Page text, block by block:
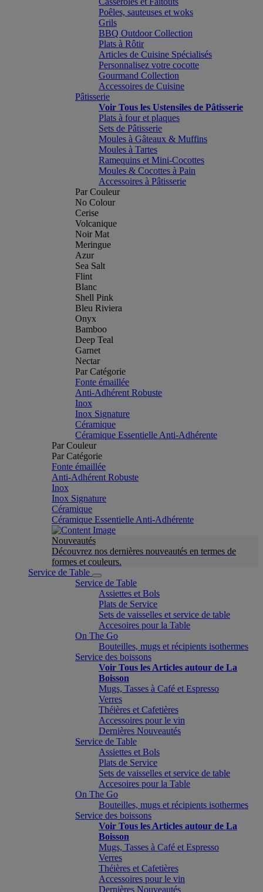
Poêles, sauteuses et woks
Grils
BBQ Outdoor Collection
Plats à Rôtir
Articles de Cuisine Spécialisés
Personnalisez votre cocotte
Gourmand Collection
Accessoires de Cuisine
Pâtisserie
Voir Tous les Ustensiles de Pâtisserie
Plats à four et plaques
Sets de Pâtisserie
Moules à Gâteaux & Muffins
Moules à Tartes
Ramequins et Mini-Cocottes
Moules & Cocottes à Pain
Accessoires à Pâtisserie
Par Couleur
No Colour
Cerise
Volcanique
Noir Mat
Meringue
Azur
Sea Salt
Flint
Blanc
Shell Pink
Bleu Riviera
Onyx
Bamboo
Deep Teal
Garnet
Nectar
Par Catégorie
Fonte émaillée
Anti-Adhérent Robuste
Inox
Inox Signature
Céramique
Céramique Essentielle Anti-Adhérente
Par Couleur
Par Catégorie
Fonte émaillée
Anti-Adhérent Robuste
Inox
Inox Signature
Céramique
Céramique Essentielle Anti-Adhérente
Nouveautés
Découvrez nos dernières nouveautés en termes de
formes et couleurs.
Service de Table
Service de Table
Assiettes et Bols
Plats de Service
Sets de vaisselles et service de table
Accesoires pour la Table
On The Go
Bouteilles, mugs et récipients isothermes
Service des boissons
Voir Tous les Articles autour de La
Boisson
Mugs, Tasses à Café et Espresso
Verres
Théières et Cafetières
Accessoires pour le vin
Dernières Nouveautés
Service de Table
Assiettes et Bols
Plats de Service
Sets de vaisselles et service de table
Accesoires pour la Table
On The Go
Bouteilles, mugs et récipients isothermes
Service des boissons
Voir Tous les Articles autour de La
Boisson
Mugs, Tasses à Café et Espresso
Verres
Théières et Cafetières
Accessoires pour le vin
Dernières Nouveautés